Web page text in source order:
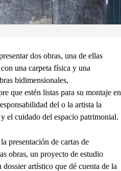
dos obras, una de ellas
una carpeta física y una
bidimensionales,
que estén listas para su montaje en
del o la artista la
el cuidado del espacio patrimonial.
presentación de cartas de
obras, un proyecto de estudio
artístico que dé cuenta de la